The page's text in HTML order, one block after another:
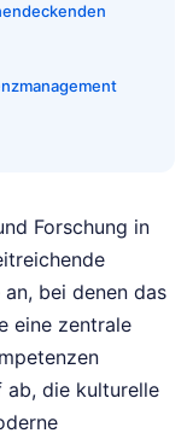
Forschung in
bei denen das
eine zentrale
ab, die kulturelle